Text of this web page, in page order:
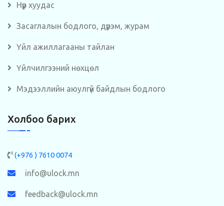
Нүүр хуудас
Засаглалын бодлого, дүрэм, журам
Үйл ажиллагааны тайлан
Үйлчилгээний нөхцөл
Мэдээллийн аюулгүй байдлын бодлого
Холбоо барих
(+976 ) 7610 0074
info@ulock.mn
feedback@ulock.mn